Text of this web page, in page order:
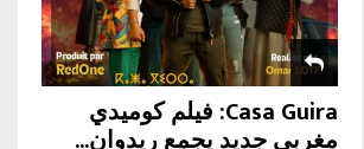
Casa Guira: فيلم كوميدي
مغربي جديد يجمع ريدوان...